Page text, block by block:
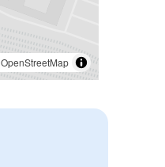
OpenStreetMap